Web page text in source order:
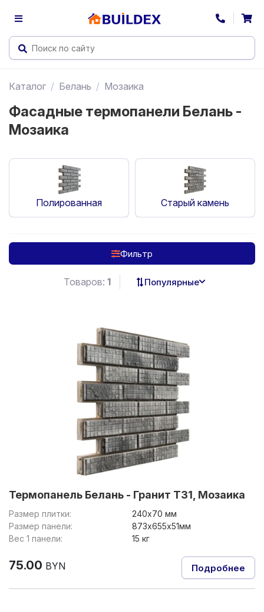
Каталог Белань Мозаика
Фасадные термопанели Белань -
Мозаика
Полированная Старый камень
Фильтр
Товаров: 1 Популярные
Термопанель Белань - Гранит Т31, Мозаика
Размер плитки:
240х70 мм
Размер панели:
873х655х51мм
Вес 1 панели:
15 кг
75.00 BYN Подробнее